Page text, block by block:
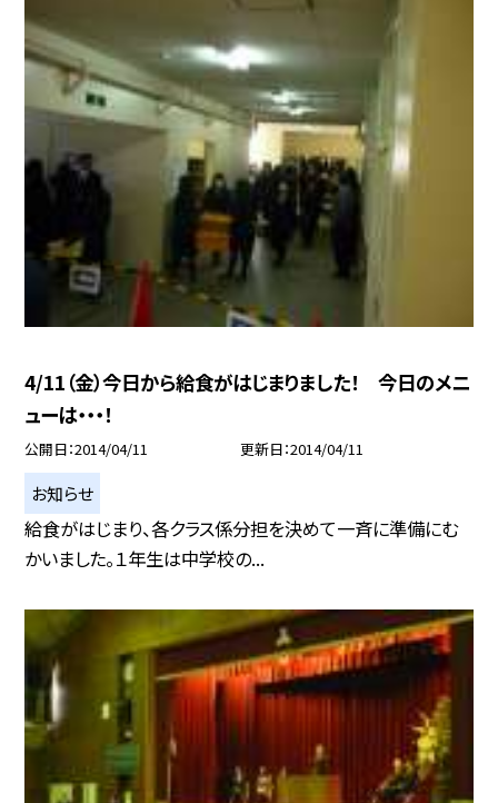
4/11（金）今日から給食がはじまりました！ 今日のメニ
ューは・・・！
公開日 2014/04/11 更新日 2014/04/11
お知らせ
給食がはじまり、各クラス係分担を決めて一斉に準備にむ
かいました。１年生は中学校の...